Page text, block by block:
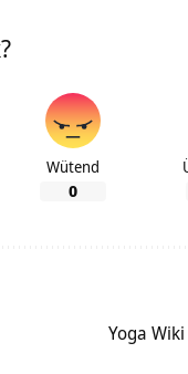
Wütend
0
Yoga